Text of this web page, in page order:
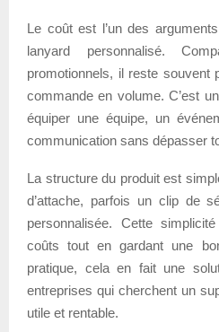
Le coût est l’un des
lanyard personnalisé.
promotionnels, il reste souvent
commande en volume. C’est
équiper une équipe, un
communication sans dépasser
La structure du produit est
d’attache, parfois un clip de
personnalisée. Cette
coûts tout en gardant une
pratique, cela en fait une
entreprises qui cherchent un
utile et rentable.